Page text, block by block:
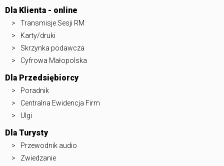
Dla Klienta - online
Transmisje Sesji RM
Karty/druki
Skrzynka podawcza
Cyfrowa Małopolska
Dla Przedsiębiorcy
Poradnik
Centralna Ewidencja Firm
Ulgi
Dla Turysty
Przewodnik audio
Zwiedzanie